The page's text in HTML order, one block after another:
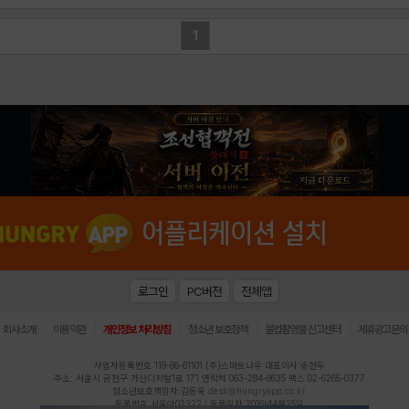
1
로그인 PC버전 전체앱
회사소개 이용약관 개인정보 처리방침 청소년 보호정책 불법촬영물 신고센터 제휴광고문의
사업자등록번호:119-86-61101 (주)스마트나우 대표이사:송현두
주소: 서울시 금천구 가산디지털1로 171 연락처:063-284-8635 팩스:02-6265-0377
청소년보호책임자:김동욱 desk@hungryapp.co.kr
등록번호:서울아02322 | 등록일자:2016년4월25일